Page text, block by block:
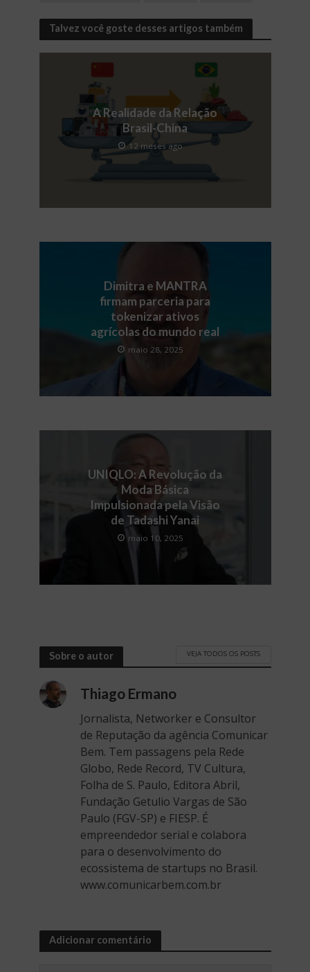
Talvez você goste desses artigos também
A Realidade da Relação
Brasil-China
12 meses ago
Dimitra e MANTRA
firmam parceria para
tokenizar ativos
agrícolas do mundo real
maio 28, 2025
UNIQLO: A Revolução da
Moda Básica
Impulsionada pela Visão
de Tadashi Yanai
maio 10, 2025
Sobre o autor VEJA TODOS OS POSTS
Thiago Ermano
Jornalista, Networker e Consultor
de Reputação da agência Comunicar
Bem. Tem passagens pela Rede
Globo, Rede Record, TV Cultura,
Folha de S. Paulo, Editora Abril,
Fundação Getulio Vargas de São
Paulo (FGV-SP) e FIESP. É
empreendedor serial e colabora
para o desenvolvimento do
ecossistema de startups no Brasil.
www.comunicarbem.com.br
Adicionar comentário